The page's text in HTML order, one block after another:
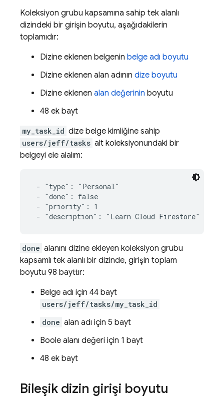
Koleksiyon grubu kapsamına sahip tek alanlı
dizindeki bir girişin boyutu, aşağıdakilerin
toplamıdır:
Dizine eklenen belgenin belge adı boyutu
Dizine eklenen alan adının dize boyutu
Dizine eklenen alan değerinin boyutu
48 ek bayt
my_task_id dize belge kimliğine sahip
users/jeff/tasks alt koleksiyonundaki bir
belgeyi ele alalım:
- "type": "Personal"
- "done": false
- "priority": 1
- "description": "Learn Cloud Firestore"
done alanını dizine ekleyen koleksiyon grubu
kapsamlı tek alanlı bir dizinde, girişin toplam
boyutu 98 bayttır:
Belge adı için 44 bayt
users/jeff/tasks/my_task_id
done alan adı için 5 bayt
Boole alanı değeri için 1 bayt
48 ek bayt
Bileşik dizin girişi boyutu